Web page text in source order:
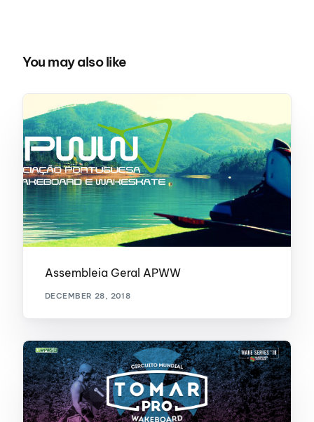
You may also like
Assembleia Geral APWW
DECEMBER 28, 2018